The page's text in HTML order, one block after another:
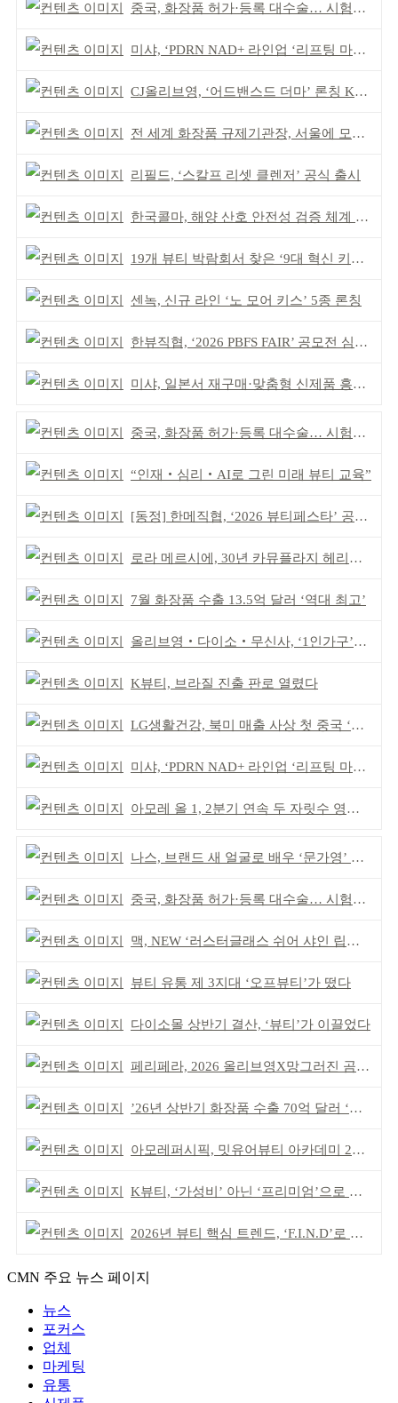
중국, 화장품 허가·등록 대수술… 시험자료 공용 허용
미샤, ‘PDRN NAD+ 라인업 ‘리프팅 마스크’ 출시
CJ올리브영, ‘어드밴스드 더마’ 론칭 K더마 육성 박차
전 세계 화장품 규제기관장, 서울에 모인다
리필드, ‘스칼프 리셋 클렌저’ 공식 출시
한국콜마, 해양 산호 안전성 검증 체계 구축
19개 뷰티 박람회서 찾은 ‘9대 혁신 키워드’
센녹, 신규 라인 ‘노 모어 키스’ 5종 론칭
한뷰직협, ‘2026 PBFS FAIR’ 공모전 심사 성료
미샤, 일본서 재구매·맞춤형 신제품 흥행 ‘쌍끌이’
중국, 화장품 허가·등록 대수술… 시험자료 공용 허용
“인재‧심리‧AI로 그린 미래 뷰티 교육”
[동정] 한메직협, ‘2026 뷰티페스타’ 공동 주최
로라 메르시에, 30년 카뮤플라지 헤리티지 담아
7월 화장품 수출 13.5억 달러 ‘역대 최고’
올리브영‧다이소‧무신사, ‘1인가구’가 이끈다
K뷰티, 브라질 진출 판로 열렸다
LG생활건강, 북미 매출 사상 첫 중국 ‘추월’
미샤, ‘PDRN NAD+ 라인업 ‘리프팅 마스크’ 출시
아모레 올 1, 2분기 연속 두 자릿수 영업이익률 기록
나스, 브랜드 새 얼굴로 배우 ‘문가영’ 발탁
중국, 화장품 허가·등록 대수술… 시험자료 공용 허용
맥, NEW ‘러스터글래스 쉬어 샤인 립스틱’ 출시
뷰티 유통 제 3지대 ‘오프뷰티’가 떴다
다이소몰 상반기 결산, ‘뷰티’가 이끌었다
페리페라, 2026 올리브영X망그러진 곰 콜라보
’26년 상반기 화장품 수출 70억 달러 ‘역대 최고’
아모레퍼시픽, 밋유어뷰티 아카데미 2기 발대식
K뷰티, ‘가성비’ 아닌 ‘프리미엄’으로 승부걸어야
2026년 뷰티 핵심 트렌드, ‘F.I.N.D’로 읽는다
CMN 주요 뉴스 페이지
뉴스
포커스
업체
마케팅
유통